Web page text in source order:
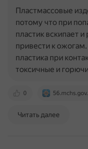
0
Пластмассовые
потому что при
пластик вскипает
привести к
пластика при
токсичные и
Читать далее